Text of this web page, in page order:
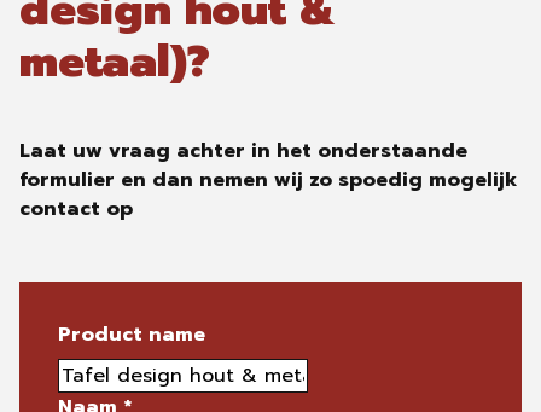
metaal)?
Laat uw vraag achter in het onderstaande
formulier en dan nemen wij zo spoedig mogelijk
contact op
Product name